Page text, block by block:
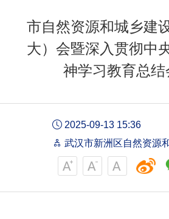
市自然资源和城乡建
大）会暨深入贯彻中
神学习教育总结
2025-09-13 15:36
武汉市新洲区自然资源